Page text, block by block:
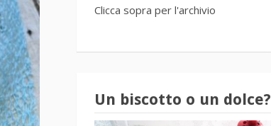
Clicca sopra per l'archivio
Un biscotto o un dolce?